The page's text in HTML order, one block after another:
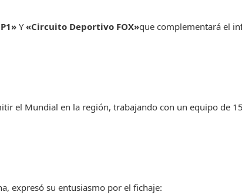
Y«Circuito Deportivo FOX»que complementará el
el Mundial en la región, trabajando con un equipo de
expresó su entusiasmo por el fichaje: